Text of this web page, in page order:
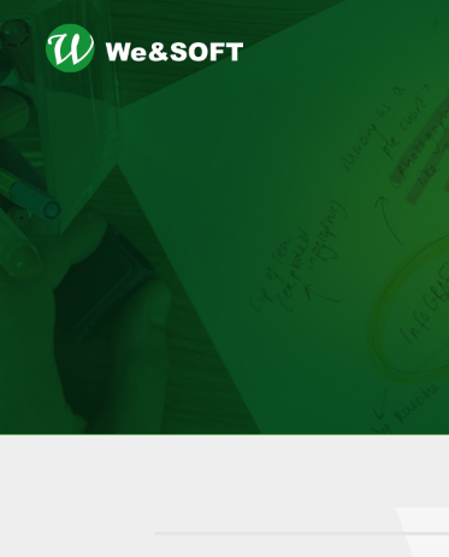
logo
메